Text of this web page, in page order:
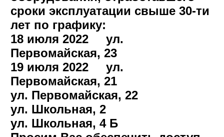
сроки эксплуатации свыше 30-ти
лет по графику:
18 июля 2022 ул.
Первомайская, 23
19 июля 2022 ул.
Первомайская, 21
ул. Первомайская, 22
ул. Школьная, 2
ул. Школьная, 4 Б